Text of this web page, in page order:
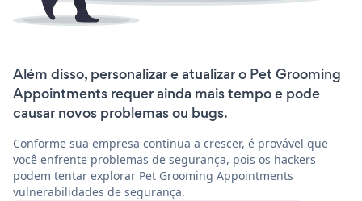
Além disso, personalizar e atualizar o Pet Grooming
Appointments requer ainda mais tempo e pode
causar novos problemas ou bugs.
Conforme sua empresa continua a crescer, é provável que
você enfrente problemas de segurança, pois os hackers
podem tentar explorar Pet Grooming Appointments
vulnerabilidades de segurança.